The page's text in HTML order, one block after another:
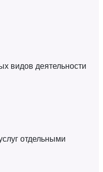
видов деятельности
отдельными